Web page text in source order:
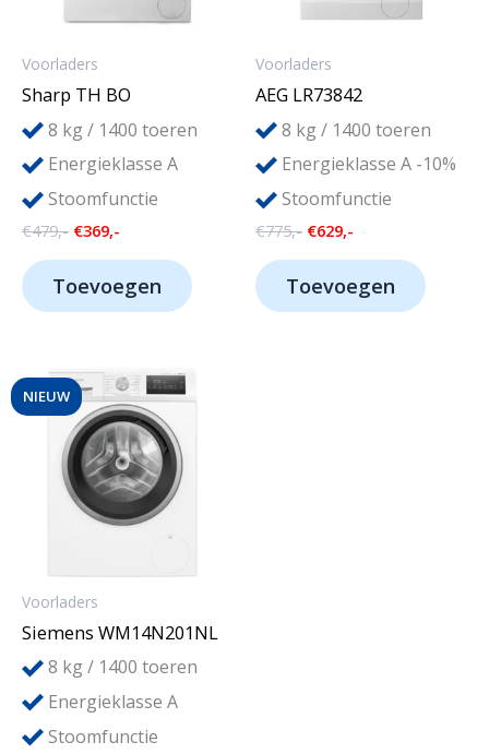
Voorladers
Sharp TH BO
8 kg / 1400 toeren
Energieklasse A
Stoomfunctie
€479,- Oorspronkelijke
€479,-.
€369,-
€369,-.
Toevoegen
Voorladers
AEG LR73842
8 kg / 1400 toeren
Energieklasse A -10%
Stoomfunctie
€775,- Oorspronkelijke
€775,-.
€629,-
€629,-.
Toevoegen
NIEUW
Voorladers
Siemens WM14N201NL
8 kg / 1400 toeren
Energieklasse A
Stoomfunctie